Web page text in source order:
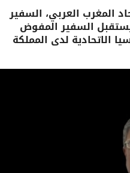
المغرب العربي، السفير
السفير المفوض
الاتحادية لدى المملكة